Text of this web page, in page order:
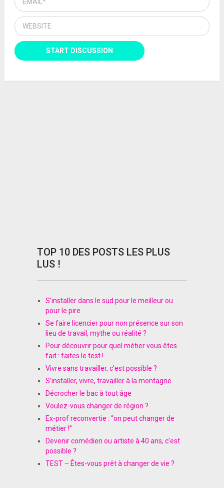
TOP 10 DES POSTS LES PLUS
LUS !
S’installer dans le sud pour le meilleur ou
pour le pire
Se faire licencier pour non présence sur son
lieu de travail, mythe ou réalité ?
Pour découvrir pour quel métier vous êtes
fait : faites le test !
Vivre sans travailler, c’est possible ?
S’installer, vivre, travailler à la montagne
Décrocher le bac à tout âge
Voulez-vous changer de région ?
Ex-prof reconvertie : “on peut changer de
métier !”
Devenir comédien ou artiste à 40 ans, c’est
possible ?
TEST – Êtes-vous prêt à changer de vie ?